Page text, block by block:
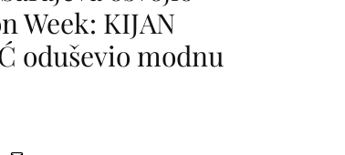
Week: KIJAN
oduševio modnu